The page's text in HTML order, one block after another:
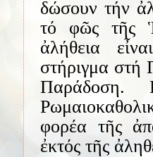
δώσουν τήν
τό φῶς τῆς
ἀλήθεια
στήριγμα στή
Παράδοση.
φορέα τῆς
ἐκτός τῆς